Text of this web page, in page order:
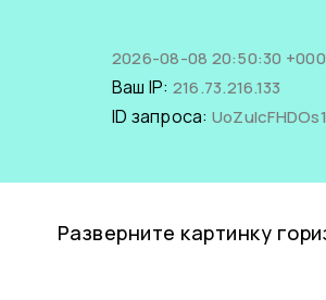
2026-08-08 20:50:30
Ваш IP: 216.73.216.133
ID запроса: UoZulcFHDOs1
Разверните картинку